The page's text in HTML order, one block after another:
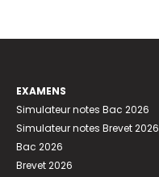
EXAMENS
Simulateur notes Bac 2026
Simulateur notes Brevet 2026
Bac 2026
Brevet 2026